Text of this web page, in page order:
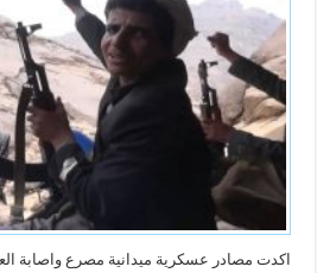
اكدت مصادر عسكرية ميدانية مصرع واصابة